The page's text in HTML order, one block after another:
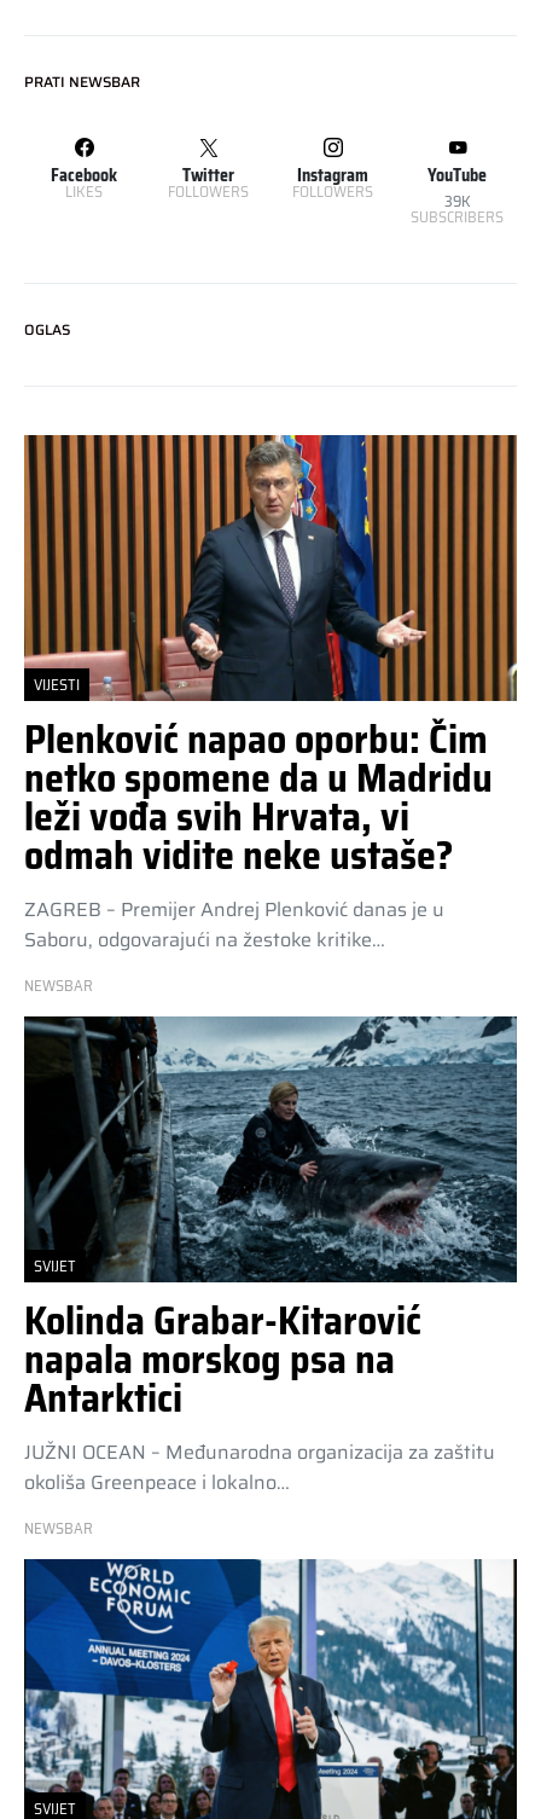
PRATI NEWSBAR
Facebook
LIKES
Twitter
FOLLOWERS
Instagram
FOLLOWERS
YouTube
39K
SUBSCRIBERS
OGLAS
VIJESTI
Plenković napao oporbu: Čim
netko spomene da u Madridu
leži vođa svih Hrvata, vi
odmah vidite neke ustaše?
ZAGREB – Premijer Andrej Plenković danas je u
Saboru, odgovarajući na žestoke kritike…
NEWSBAR
SVIJET
Kolinda Grabar-Kitarović
napala morskog psa na
Antarktici
JUŽNI OCEAN – Međunarodna organizacija za zaštitu
okoliša Greenpeace i lokalno…
NEWSBAR
SVIJET